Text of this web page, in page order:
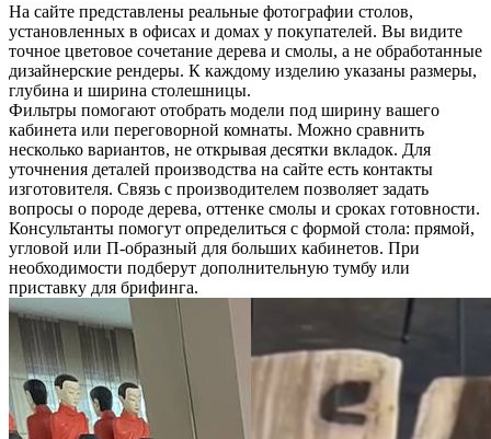
На сайте представлены реальные фотографии столов,
установленных в офисах и домах у покупателей. Вы видите
точное цветовое сочетание дерева и смолы, а не обработанные
дизайнерские рендеры. К каждому изделию указаны размеры,
глубина и ширина столешницы.
Фильтры помогают отобрать модели под ширину вашего
кабинета или переговорной комнаты. Можно сравнить
несколько вариантов, не открывая десятки вкладок. Для
уточнения деталей производства на сайте есть контакты
изготовителя. Связь с производителем позволяет задать
вопросы о породе дерева, оттенке смолы и сроках готовности.
Консультанты помогут определиться с формой стола: прямой,
угловой или П-образный для больших кабинетов. При
необходимости подберут дополнительную тумбу или
приставку для брифинга.